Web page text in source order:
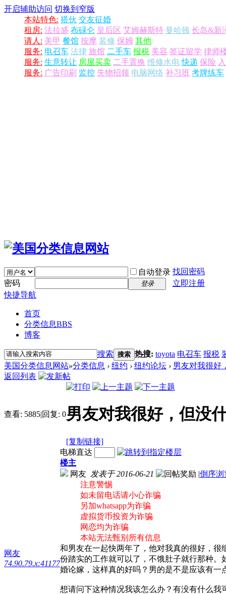
开启辅助访问 切换到窄版
本站特色: 搭伙 交友征婚
租房: 法拉盛 布碌仑 皇后区 艾姆赫斯特 曼哈顿 长岛&新
请人: 美甲 餐馆 按摩 装修 保姆 其他
服务: 电召车 法律 旅馆 二手车 报税 美容 签证留学 律师
服务: 生意转让 房屋买卖 二手置换 维修水电 快递 保险
服务: 广告印刷 监控 失物招领 电脑网络 补习班 考牌练车
自动登录 找回密码
密码
登录
立即注册
快捷导航
首页
分类信息BBS
博客
搜索 搜索 热搜: toyota 电召车 报税
美国分类信息网站»分类信息 › 纽约 › 纽约论坛 › 男友对我很好
返回列表
查看: 5885|回复: 0男友对我很好，但没
[复制链接]
网友
74.90.79.x:41177
电梯直达
楼主
网友 发表于 2016-06-21 |倒序浏
注意警惕
如未留电话请小心诈骗
另加whatsapp为诈骗
虚拟货币投资为诈骗
网恋均为诈骗
本站无法甄别所有信息
和男友在一起快两年了，他对我真的很好，
份踏实的工作就可以了，不饿肚子就行那种
婚论嫁，这样真的好吗？男的是不是应该有
想请问下这种情况我该怎么办？有没有什么我